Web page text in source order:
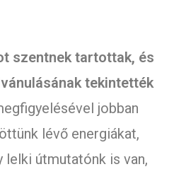
szentnek tartottak, és
tekintették
jobban
lévő energiákat,
lelki útmutatónk is van,